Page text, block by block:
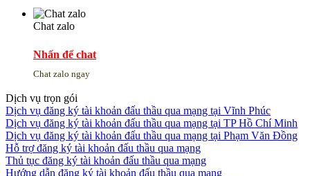
Chat zalo
Nhấn để chat
Chat zalo ngay
Dịch vụ trọn gói
Dịch vụ đăng ký tài khoản đấu thầu qua mạng tại Vĩnh Phúc
Dịch vụ đăng ký tài khoản đấu thầu qua mạng tại TP Hồ Chí Minh
Dịch vụ đăng ký tài khoản đấu thầu qua mạng tại Phạm Văn Đồng
Hỗ trợ đăng ký tài khoản đấu thầu qua mạng
Thủ tục đăng ký tài khoản đấu thầu qua mạng
Hướng dẫn đăng ký tài khoản đấu thầu qua mạng